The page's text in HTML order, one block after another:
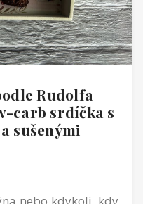
Rudolfa
carb srdíčka s
sušenými
nebo kdykoli, kdy